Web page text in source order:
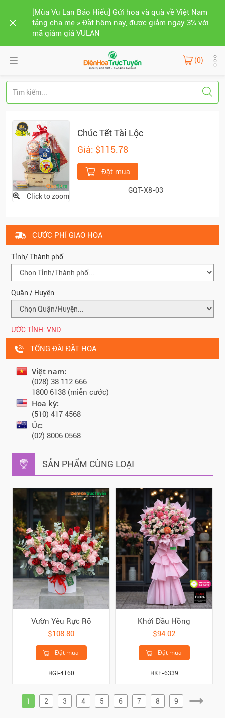
[Mùa Vu Lan Báo Hiếu] Gửi hoa và quà về Việt Nam
tặng cha mẹ » Đặt hôm nay, được giảm ngay 3% với
mã giảm giá VULAN
(0)
Click to zoom
Chúc Tết Tài Lộc
Giá: $115.78
Đặt mua
GQT-X8-03
CƯỚC PHÍ GIAO HOA
Tỉnh/ Thành phố
Quận / Huyện
ƯỚC TÍNH: VND
TỔNG ĐÀI ĐẶT HOA
Việt nam:
(028) 38 112 666
1800 6138 (miễn cước)
Hoa kỳ:
(510) 417 4568
Úc:
(02) 8006 0568
SẢN PHẨM CÙNG LOẠI
Vườn Yêu Rực Rỡ
$108.80
Đặt mua
HGI-4160
Khởi Đầu Hồng
$94.02
Đặt mua
HKE-6339
1 2 3 4 5 6 7 8 9